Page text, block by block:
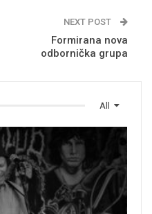
NEXT POST
Formirana nova
odbornička grupa
All